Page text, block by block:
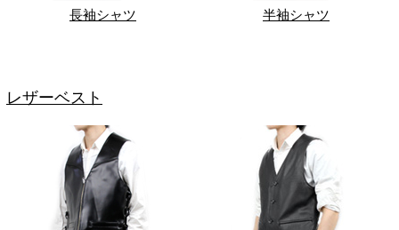
長袖シャツ 半袖シャツ
レザーベスト